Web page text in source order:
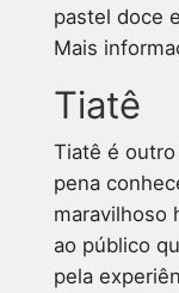
pastel doce
Mais
Tiatê
Tiatê é
pena
maravilhoso
ao público
pela